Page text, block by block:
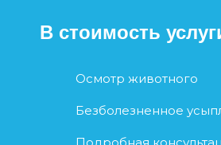
В стоимость
Осмотр животного
Безболезненное
Подробная